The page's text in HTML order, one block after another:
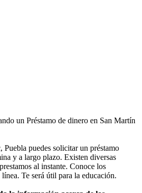
un Préstamo de dinero en San Martín
puedes solicitar un préstamo
y a largo plazo. Existen diversas
al instante. Conoce los
Te será útil para la educación.